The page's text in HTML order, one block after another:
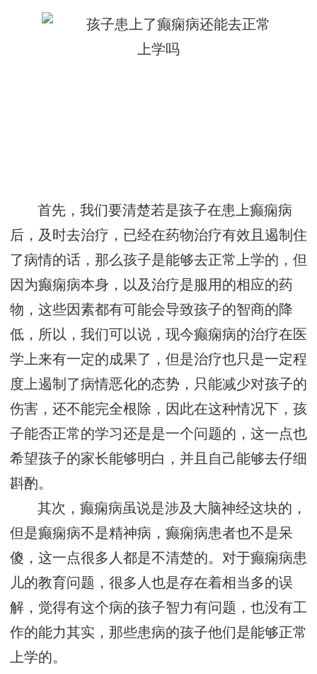
首先，我们要清楚若是孩子在患上癫痫病
后，及时去治疗，已经在药物治疗有效且遏制住
了病情的话，那么孩子是能够去正常上学的，但
因为癫痫病本身，以及治疗是服用的相应的药
物，这些因素都有可能会导致孩子的智商的降
低，所以，我们可以说，现今癫痫病的治疗在医
学上来有一定的成果了，但是治疗也只是一定程
度上遏制了病情恶化的态势，只能减少对孩子的
伤害，还不能完全根除，因此在这种情况下，孩
子能否正常的学习还是是一个问题的，这一点也
希望孩子的家长能够明白，并且自己能够去仔细
斟酌。
其次，癫痫病虽说是涉及大脑神经这块的，
但是癫痫病不是精神病，癫痫病患者也不是呆
傻，这一点很多人都是不清楚的。对于癫痫病患
儿的教育问题，很多人也是存在着相当多的误
解，觉得有这个病的孩子智力有问题，也没有工
作的能力其实，那些患病的孩子他们是能够正常
上学的。